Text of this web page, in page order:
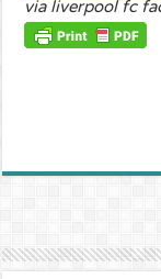
via liverpool fc